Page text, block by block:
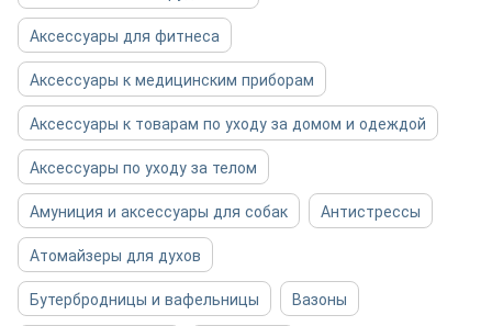
Аксессуары для фитнеса
Аксессуары к медицинским приборам
Аксессуары к товарам по уходу за домом и одеждой
Аксессуары по уходу за телом
Амуниция и аксессуары для собак
Антистрессы
Атомайзеры для духов
Бутербродницы и вафельницы
Вазоны